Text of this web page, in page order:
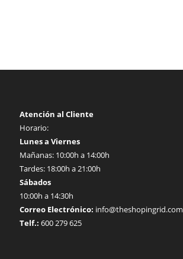
Atención al Cliente
Horario:
Lunes a Viernes
Mañanas: 10:00h a 14:00h
Tardes: 18:00h a 21:00h
Sábados
10:00h a 14:30h
Correo Electrónico: info@theshopingrid.com
Telf.: 600 279 625